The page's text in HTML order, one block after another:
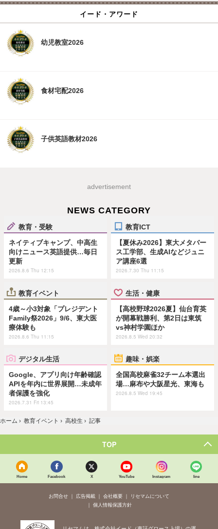
イード・アワード
幼児教室2026
食材宅配2026
子供英語教材2026
advertisement
NEWS CATEGORY
教育・受験
ネイティブキャンプ、中高生
向けニュース英語提供…毎日
更新
2026.8.6 Thu 12:15
教育ICT
【夏休み2026】東大メタバー
ス工学部、生成AIなどジュニ
ア講座6選
2026.7.30 Thu 11:15
教育イベント
4歳～小3対象「プレジデント
Family祭2026」9/6、東大医
療体験も
2026.8.6 Thu 11:15
生活・健康
【高校野球2026夏】仙台育英
が開幕戦勝利、第2日は東筑
vs神村学園ほか
2026.8.5 Wed 20:32
デジタル生活
Google、アプリ向け年齢確認
APIを年内に世界展開…未成年
者保護を強化
2026.7.31 Fri 13:45
趣味・娯楽
全国高校麻雀32チーム本選出
場…麻布や大阪星光、東海も
2026.8.5 Wed 19:45
ホーム › 教育イベント › 高校生 › 記事
TOP
Home Facebook X YouTube Instagram line
お問合せ 広告掲載 会社概要
リセマムについて
個人情報保護方針